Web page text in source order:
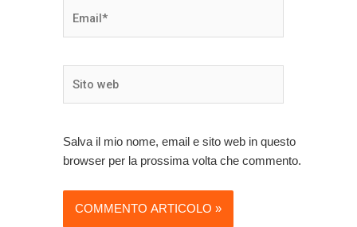
Salva il mio nome, email e sito web in questo
browser per la prossima volta che commento.